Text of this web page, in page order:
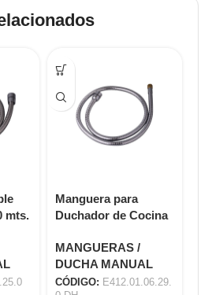
mts.
Manguera para
Duchador de Cocina
E412.01.06.29.0 DH
MANGUERAS /
DUCHA MANUAL
CÓDIGO: E412.01.06.29.